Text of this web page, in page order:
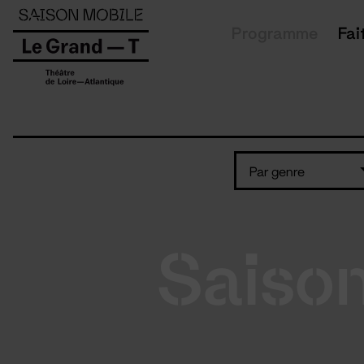
Par genre
Panneau de gestion des cookies